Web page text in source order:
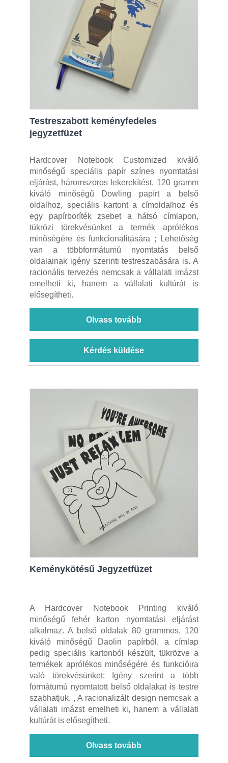
Testreszabott keményfedeles
jegyzetfüzet
Hardcover Notebook Customized kiváló
minőségű speciális papír színes nyomtatási
eljárást, háromszoros lekerekítést, 120 gramm
kiváló minőségű Dowling papírt a belső
oldalhoz, speciális kartont a címoldalhoz és
egy papírboríték zsebet a hátsó címlapon,
tükrözi törekvésünket a termék aprólékos
minőségére és funkcionalitására ; Lehetőség
van a többformátumú nyomtatás belső
oldalainak igény szerinti testreszabására is. A
racionális tervezés nemcsak a vállalati imázst
emelheti ki, hanem a vállalati kultúrát is
elősegítheti.
Olvass tovább
Kérdés küldése
Keménykötésű Jegyzetfüzet
A Hardcover Notebook Printing kiváló
minőségű fehér karton nyomtatási eljárást
alkalmaz. A belső oldalak 80 grammos, 120
kiváló minőségű Daolin papírból, a címlap
pedig speciális kartonból készült, tükrözve a
termékek aprólékos minőségére és funkcióira
való törekvésünket; Igény szerint a több
formátumú nyomtatott belső oldalakat is testre
szabhatjuk. , A racionalizált design nemcsak a
vállalati imázst emelheti ki, hanem a vállalati
kultúrát is elősegítheti.
Olvass tovább